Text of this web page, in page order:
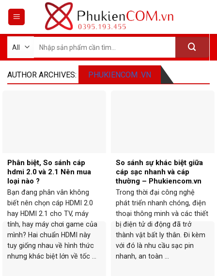
kiếm:
AUTHOR ARCHIVES: PHUKIENCOM .VN
Phân biệt, So sánh cáp
hdmi 2.0 và 2.1 Nên mua
loại nào ?
Bạn đang phân vân không
biết nên chọn cáp HDMI 2.0
hay HDMI 2.1 cho TV, máy
tính, hay máy chơi game của
mình? Hai chuẩn HDMI này
tuy giống nhau về hình thức
nhưng khác biệt lớn về tốc ...
So sánh sự khác biệt giữa
cáp sạc nhanh và cáp
thường – Phukiencom.vn
Trong thời đại công nghệ
phát triển nhanh chóng, điện
thoại thông minh và các thiết
bị điện tử di động đã trở
thành vật bất ly thân. Đi kèm
với đó là nhu cầu sạc pin
nhanh, an toàn ...